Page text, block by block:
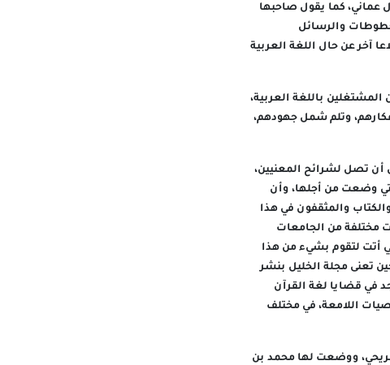
عباس، حيث تأسست عام 1976 بجوار قلعة نزوى، وبرأس مال بلغ قدره 500 ريال عماني، كما يقول صاحبها
والرسائل
2000م. كما قدمت المجلة استطلاعا آخر عن حال اللغة العربية
باللغة العربية،
وتلم شمل جهودهم،
أن تصل لشرائح المعنيين،
وضعت من أجلها، وأن
والمثقفون في هذا
مختلفة من الجامعات
أتت لتقوم بشيء من هذا
تعنى مجلة الخليل بنشر
في قضايا لغة القرآن
اللامعة، في مختلف
ووضعت لها محمد بن